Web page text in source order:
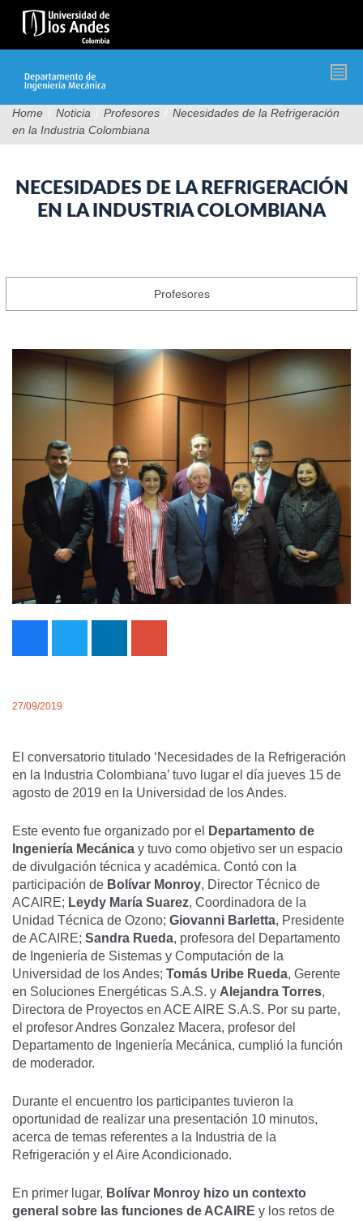
Pasar
contenido
Home / Noticia / Profesores / Necesidades de la Refrigeración
en la Industria Colombiana
NECESIDADES DE LA REFRIGERACIÓN
EN LA INDUSTRIA COLOMBIANA
Profesores
27/09/2019
El conversatorio titulado ‘Necesidades de la Refrigeración
en la Industria Colombiana’ tuvo lugar el día jueves 15 de
agosto de 2019 en la Universidad de los Andes.
Este evento fue organizado por el
Departamento de
Ingeniería Mecánica y tuvo como objetivo ser un espacio
de divulgación técnica y académica. Contó con la
participación de Bolívar Monroy, Director Técnico de
ACAIRE; Leydy María Suarez, Coordinadora de la
Unidad Técnica de Ozono; Giovanni Barletta, Presidente
de ACAIRE; Sandra Rueda, profesora del Departamento
de Ingeniería de Sistemas y Computación de la
Universidad de los Andes; Tomás Uribe Rueda, Gerente
en Soluciones Energéticas S.A.S. y Alejandra Torres,
Directora de Proyectos en ACE AIRE S.A.S. Por su parte,
el profesor Andres Gonzalez Macera, profesor del
Departamento de Ingeniería Mecánica, cumplió la función
de moderador.
Durante el encuentro los participantes tuvieron la
oportunidad de realizar una presentación 10 minutos,
acerca de temas referentes a la Industria de la
Refrigeración y el Aire Acondicionado.
En primer lugar, Bolívar Monroy hizo un contexto
general sobre las funciones de ACAIRE y los retos de